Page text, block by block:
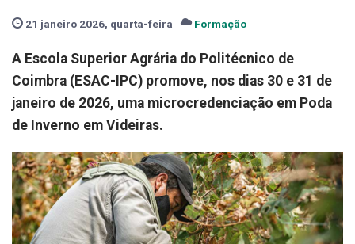
21 janeiro 2026, quarta-feira Formação
A Escola Superior Agrária do Politécnico de
Coimbra (ESAC-IPC) promove, nos dias 30 e 31 de
janeiro de 2026, uma microcredenciação em Poda
de Inverno em Videiras.